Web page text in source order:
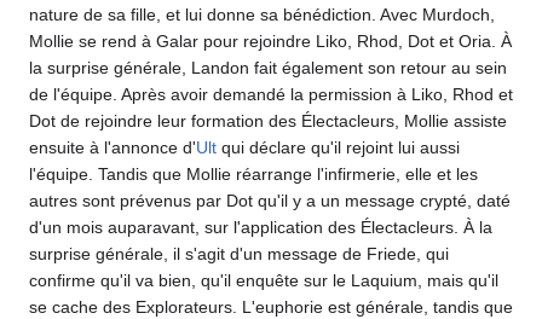
nature de sa fille, et lui donne sa bénédiction. Avec Murdoch,
Mollie se rend à Galar pour rejoindre Liko, Rhod, Dot et Oria. À
la surprise générale, Landon fait également son retour au sein
de l'équipe. Après avoir demandé la permission à Liko, Rhod et
Dot de rejoindre leur formation des Électacleurs, Mollie assiste
ensuite à l'annonce d'Ult qui déclare qu'il rejoint lui aussi
l'équipe. Tandis que Mollie réarrange l'infirmerie, elle et les
autres sont prévenus par Dot qu'il y a un message crypté, daté
d'un mois auparavant, sur l'application des Électacleurs. À la
surprise générale, il s'agit d'un message de Friede, qui
confirme qu'il va bien, qu'il enquête sur le Laquium, mais qu'il
se cache des Explorateurs. L'euphorie est générale, tandis que